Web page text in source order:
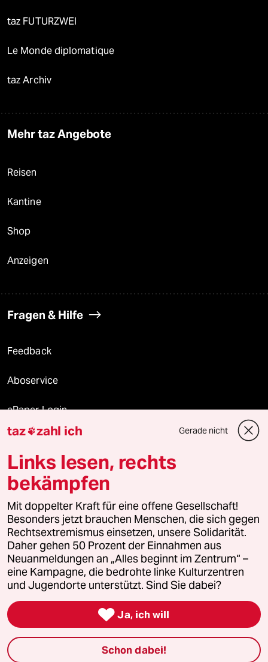
taz FUTURZWEI
Le Monde diplomatique
taz Archiv
Mehr taz Angebote
Reisen
Kantine
Shop
Anzeigen
Fragen & Hilfe
Feedback
Aboservice
ePaper Login
Downloads für Abonnierende
© 2026 taz Verlags und Vertriebs GmbH
Alle Rechte vorbehalten. Bei rechtlichen Fragen oder für Genehmigungen
wenden Sie sich bitte an lizenzen@taz.de
Feedback Redaktionsstatut Kommune-Richtlinien
Leitlinie Informant Datenschutz Impressum AGB
Seitenwende Einwilligungen widerrufen (Ads)
taz zahl ich Gerade nicht
Links lesen, rechts
bekämpfen
Mit doppelter Kraft für eine offene Gesellschaft!
Besonders jetzt brauchen Menschen, die sich gegen
Rechtsextremismus einsetzen, unsere Solidarität.
Daher gehen 50 Prozent der Einnahmen aus
Neuanmeldungen an „Alles beginnt im Zentrum“ –
eine Kampagne, die bedrohte linke Kulturzentren
und Jugendorte unterstützt. Sind Sie dabei?
 Ja, ich will
Schon dabei!